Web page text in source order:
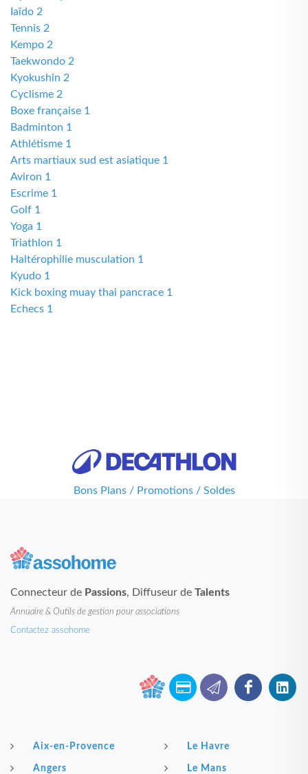
Iaïdo 2
Tennis 2
Kempo 2
Taekwondo 2
Kyokushin 2
Cyclisme 2
Boxe française 1
Badminton 1
Athlétisme 1
Arts martiaux sud est asiatique 1
Aviron 1
Escrime 1
Golf 1
Yoga 1
Triathlon 1
Haltérophilie musculation 1
Kyudo 1
Kick boxing muay thai pancrace 1
Echecs 1
Bons Plans / Promotions / Soldes
Connecteur de Passions, Diffuseur de Talents
Annuaire & Outils de gestion pour associations
Contactez assohome
Aix-en-Provence
Angers
Le Havre
Le Mans